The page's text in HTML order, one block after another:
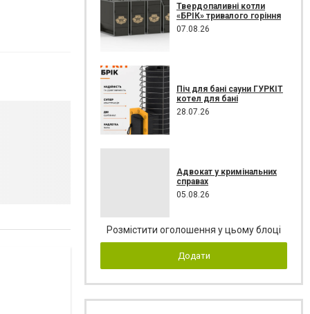
Твердопаливні котли
«БРІК» тривалого горіння
07.08.26
Піч для бані сауни ГУРКІТ
котел для бані
28.07.26
Адвокат у кримінальних
справах
05.08.26
Розмістити оголошення у цьому блоці
Додати